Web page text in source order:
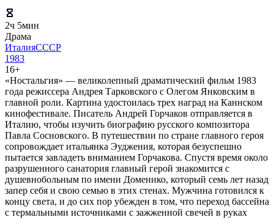
2ч 5мин
Драма
ИталияСССР
1983
16+
«Ностальгия» — великолепный драматический фильм 1983
года режиссера Андрея Тарковского с Олегом Янковским в
главной роли. Картина удостоилась трех наград на Каннском
кинофестивале. Писатель Андрей Горчаков отправляется в
Италию, чтобы изучить биографию русского композитора
Павла Сосновского. В путешествии по стране главного героя
сопровождает итальянка Эуджения, которая безуспешно
пытается завладеть вниманием Горчакова. Спустя время около
разрушенного санатория главный герой знакомится с
душевнобольным по имени Доменико, который семь лет назад
запер себя и свою семью в этих стенах. Мужчина готовился к
концу света, и до сих пор убежден в том, что переход бассейна
с термальными источниками с зажженной свечей в руках